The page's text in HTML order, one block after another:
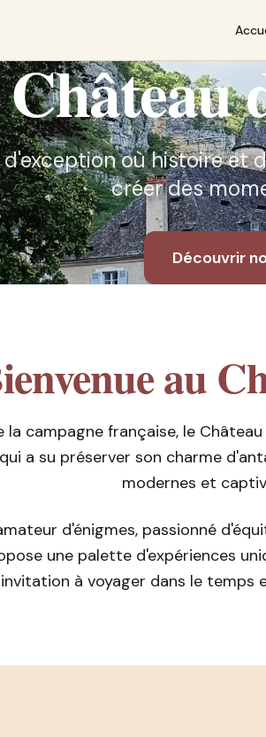
Château
d'exception où histoire
créer des
Découvrir
au
campagne française, le
qui a su préserver son charme
modernes et
d'énigmes, passionné
une palette d'expériences
à voyager dans le temps